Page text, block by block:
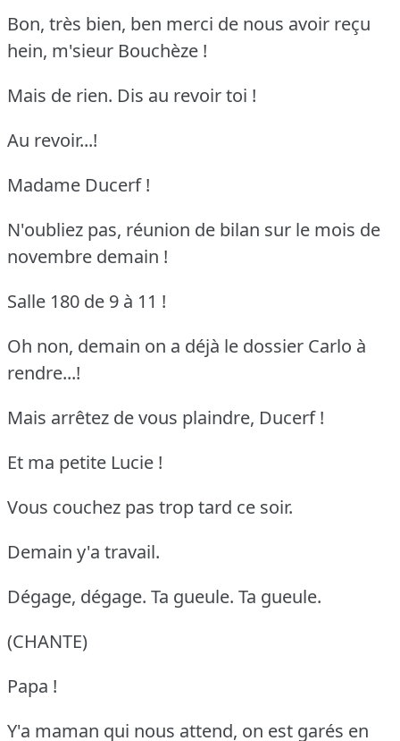
Bon, très bien, ben merci de nous avoir reçu
hein, m'sieur Bouchèze !
Mais de rien. Dis au revoir toi !
Au revoir...!
Madame Ducerf !
N'oubliez pas, réunion de bilan sur le mois de
novembre demain !
Salle 180 de 9 à 11 !
Oh non, demain on a déjà le dossier Carlo à
rendre...!
Mais arrêtez de vous plaindre, Ducerf !
Et ma petite Lucie !
Vous couchez pas trop tard ce soir.
Demain y'a travail.
Dégage, dégage. Ta gueule. Ta gueule.
(CHANTE)
Papa !
Y'a maman qui nous attend, on est garés en